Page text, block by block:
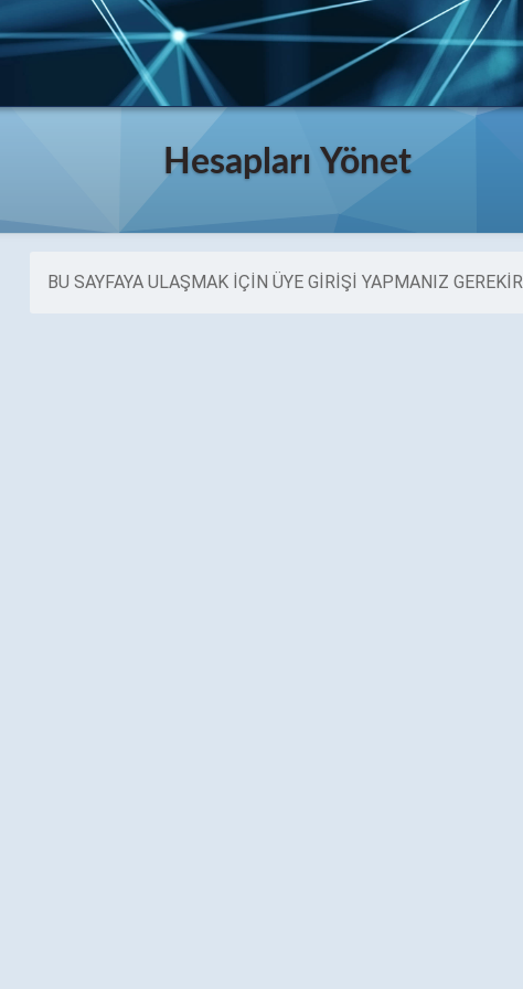
Hesapları Yönet
BU SAYFAYA ULAŞMAK IÇIN ÜYE GIRIŞI YAPMANIZ GEREKIR.